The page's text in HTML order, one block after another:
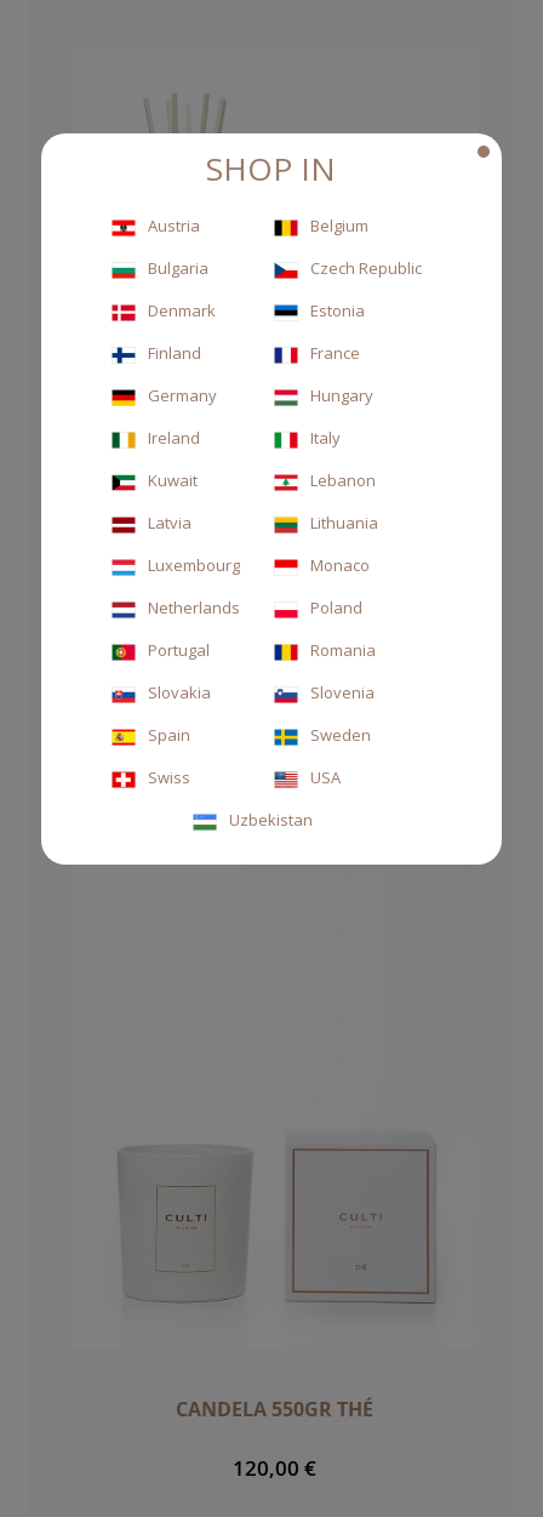
DIFFUSORE WHITE LABEL 500ML THÉ
90,00 €
CANDELA 550GR THÉ
120,00 €
SHOP IN
Austria
Belgium
Bulgaria
Czech Republic
Denmark
Estonia
Finland
France
Germany
Hungary
Ireland
Italy
Kuwait
Lebanon
Latvia
Lithuania
Luxembourg
Monaco
Netherlands
Poland
Portugal
Romania
Slovakia
Slovenia
Spain
Sweden
Swiss
USA
Uzbekistan